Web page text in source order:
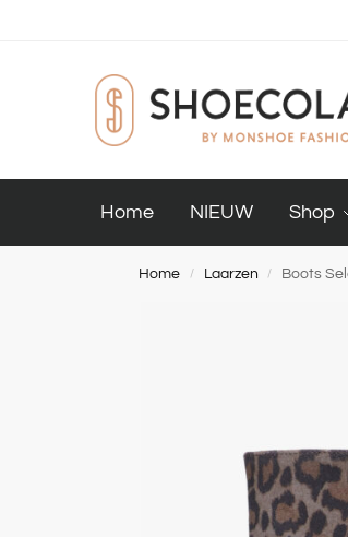
Home NIEUW Shop
Home / Laarzen / Boots